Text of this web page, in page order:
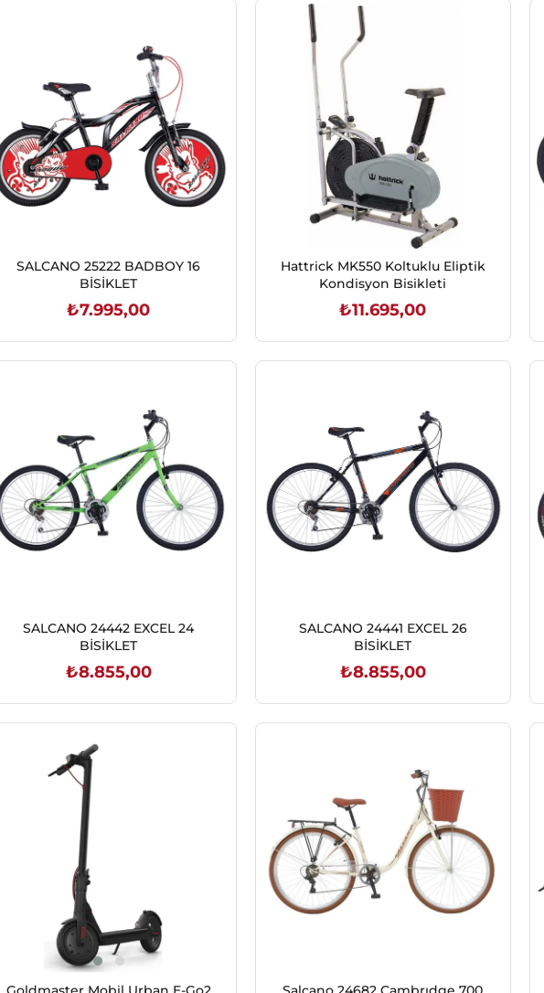
SALCANO 25222 BADBOY 16
BİSİKLET
₺7.995,00
Hattrick MK550 Koltuklu Eliptik
Kondisyon Bisikleti
₺11.695,00
SALCANO 24442 EXCEL 24
BİSİKLET
₺8.855,00
SALCANO 24441 EXCEL 26
BİSİKLET
₺8.855,00